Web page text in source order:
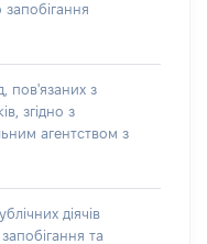
пов'язаних з
згідно з
агентством з
діячів
та